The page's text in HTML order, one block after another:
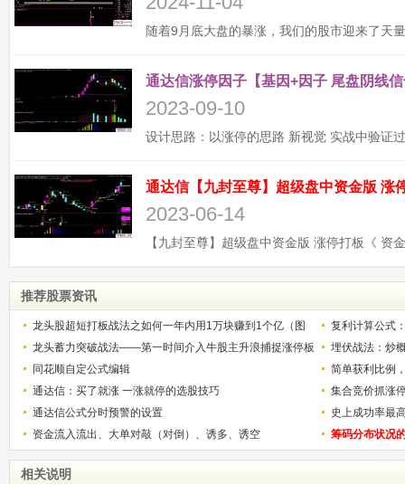
通达信涨停因子【基因+因子 尾盘阴线
2023-09-10
2023-06-14
推荐股票资讯
龙头股超短打板战法之如何一年内用1万块赚到1个亿（图
解）
复利计算公式
少？
龙头蓄力突破战法——第一时间介入牛股主升浪捕捉涨停板
的技巧（图解）
埋伏战法：炒
同花顺自定公式编辑
简单获利比例
用
通达信：买了就涨 一涨就停的选股技巧
集合竞价抓涨
通达信公式分时预警的设置
史上成功率最
称选股法宝！
资金流入流出、大单对敲（对倒）、诱多、诱空 筹码分布状况
相关说明